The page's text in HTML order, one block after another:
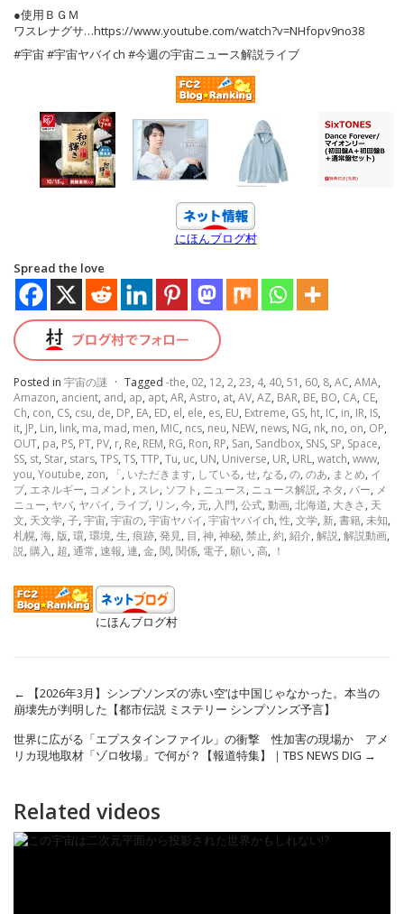
●使用ＢＧＭ
ワスレナグサ…https://www.youtube.com/watch?v=NHfopv9no38
#宇宙 #宇宙ヤバイch #今週の宇宙ニュース解説ライブ
にほんブログ村
Spread the love
Posted in 宇宙の謎 · Tagged -the, 02, 12, 2, 23, 4, 40, 51 , 60, 8, AC, AMA,
Amazon, ancient, and, ap, apt, AR, Astro, at, AV, AZ, BAR, BE, BO, CA, CE,
Ch, con, CS, csu, de, DP, EA, ED, el, ele, es, EU, Extreme, GS, ht, IC, in, IR, IS,
it, JP, Lin, link, ma, mad, men, MIC, ncs, neu, NEW, news, NG, nk, no, on, OP,
OUT, pa, PS, PT, PV, r, Re, REM, RG, Ron, RP, San, Sandbox, SNS, SP, Space,
SS, st, Star, stars, TPS, TS, TTP, Tu, uc, UN, Universe, UR, URL, watch, www,
you, Youtube, zon, 「, いただきます, している, せ, なる, の, のあ, まとめ, イ
ブ, エネルギー, コメント , スレ, ソフト , ニュース, ニュース解説, ネタ, バー, メ
ニュー, ヤバ, ヤバイ, ライブ, リン, 今, 元, 入門, 公式, 動画, 北海道, 大きさ, 天
文, 天文学, 子, 宇宙, 宇宙の, 宇宙ヤバイ, 宇宙ヤバイch, 性, 文学, 新, 書籍, 未知,
札幌, 海, 版, 環, 環境, 生, 痕跡, 発見, 目, 神, 神秘, 禁止, 約, 紹介, 解説, 解説動画,
説, 購入, 超, 通常, 速報, 連, 金, 関, 関係, 電子, 願い, 高, ！
にほんブログ村
←
【2026年3月】シンプソンズの’赤い空’は中国じゃなかった。本当の
崩壊先が判明した【都市伝説 ミステリー シンプソンズ予言】
世界に広がる「エプスタインファイル」の衝撃 性加害の現場か アメ
リカ現地取材「ゾロ牧場」で何が？【報道特集】｜TBS NEWS DIG →
Related videos